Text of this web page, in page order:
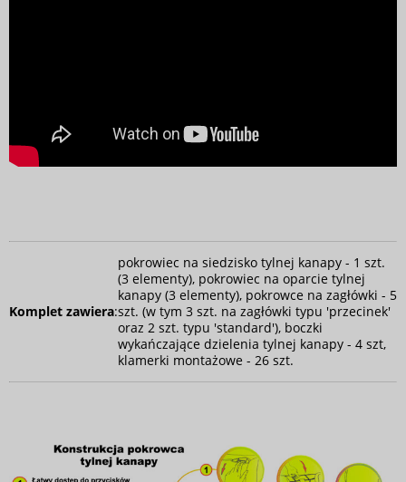
Komplet zawiera:
pokrowiec na siedzisko tylnej kanapy - 1 szt.
(3 elementy), pokrowiec na oparcie tylnej
kanapy (3 elementy), pokrowce na zagłówki - 5
szt. (w tym 3 szt. na zagłówki typu 'przecinek'
oraz 2 szt. typu 'standard'), boczki
wykańczające dzielenia tylnej kanapy - 4 szt,
klamerki montażowe - 26 szt.